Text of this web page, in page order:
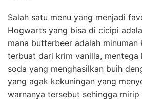
Salah satu menu yang menjadi
Hogwarts yang bisa di cicipi
mana butterbeer adalah minuman
terbuat dari krim vanilla, mentega
soda yang menghasilkan buih
yang agak kekuningan yang
warnanya tersebut sehingga mirip